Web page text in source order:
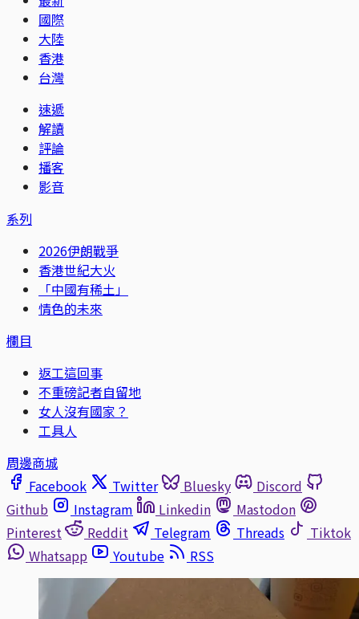
國際
大陸
香港
台灣
速遞
解讀
評論
播客
影音
系列
2026伊朗戰爭
香港世紀大火
「中國有稀土」
情色的未來
欄目
返工這回事
不重磅記者自留地
女人沒有國家？
工具人
周邊商城
Facebook
Twitter Bluesky
Discord
Github
Instagram Linkedin
Mastodon
Pinterest
Reddit Telegram Threads
Tiktok
Whatsapp
Youtube RSS